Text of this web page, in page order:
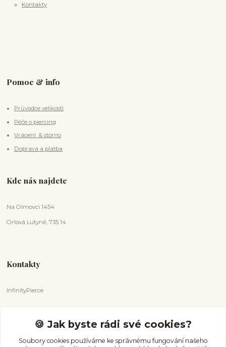
Kontakty
Pomoc & info
Průvodce velikostí
Péče o piercing
Vrácení & storno
Doprava a platba
Kde nás najdete
Na Olmovci 1454
Orlová Lutyně, 735 14
Kontakty
InfinityPierce
+420 731 681 038
(Po-Ne, 9-18 hod.)
🍪 Jak byste rádi své cookies?
Soubory cookies používáme ke správnému fungování našeho